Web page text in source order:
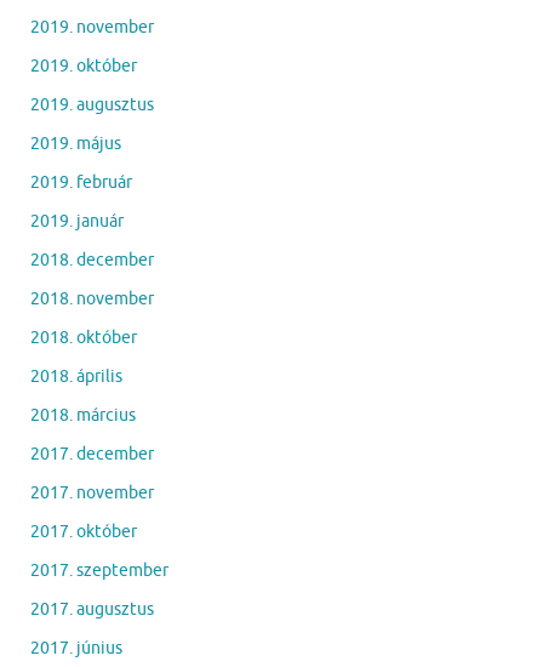
2019. november
2019. október
2019. augusztus
2019. május
2019. február
2019. január
2018. december
2018. november
2018. október
2018. április
2018. március
2017. december
2017. november
2017. október
2017. szeptember
2017. augusztus
2017. június